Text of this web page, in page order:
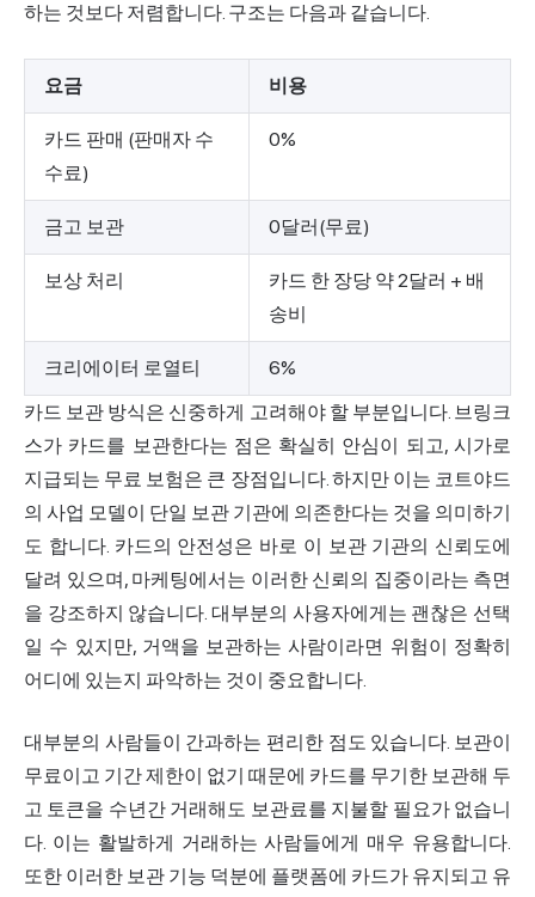
하는 것보다 저렴합니다. 구조는 다음과 같습니다.
요금 비용
카드 판매 (판매자 수
수료)
0%
금고 보관 0달러(무료)
보상 처리
카드 한 장당 약 2달러 + 배
송비
크리에이터 로열티
6%
카드 보관 방식은 신중하게 고려해야 할 부분입니다. 브링크
스가 카드를 보관한다는 점은 확실히 안심이 되고, 시가로
지급되는 무료 보험은 큰 장점입니다. 하지만 이는 코트야드
의 사업 모델이 단일 보관 기관에 의존한다는 것을 의미하기
도 합니다. 카드의 안전성은 바로 이 보관 기관의 신뢰도에
달려 있으며, 마케팅에서는 이러한 신뢰의 집중이라는 측면
을 강조하지 않습니다. 대부분의 사용자에게는 괜찮은 선택
일 수 있지만, 거액을 보관하는 사람이라면 위험이 정확히
어디에 있는지 파악하는 것이 중요합니다.
대부분의 사람들이 간과하는 편리한 점도 있습니다. 보관이
무료이고 기간 제한이 없기 때문에 카드를 무기한 보관해 두
고 토큰을 수년간 거래해도 보관료를 지불할 필요가 없습니
다. 이는 활발하게 거래하는 사람들에게 매우 유용합니다.
또한 이러한 보관 기능 덕분에 플랫폼에 카드가 유지되고 유